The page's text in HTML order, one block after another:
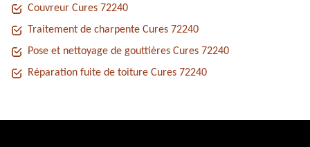
Couvreur Cures 72240
Traitement de charpente Cures 72240
Pose et nettoyage de gouttières Cures 72240
Réparation fuite de toiture Cures 72240